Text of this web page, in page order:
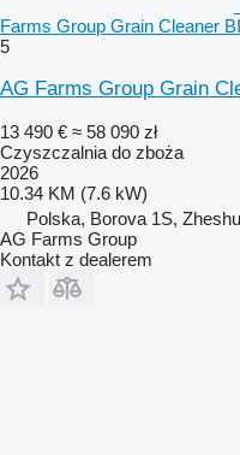
Farms Group Grain Cleaner
5
AG Farms Group Grain
13 490 € ≈ 58 090 zł
Czyszczalnia do zboża
2026
10.34 KM (7.6 kW)
Polska, Borova 1S,
AG Farms Group
Kontakt z dealerem